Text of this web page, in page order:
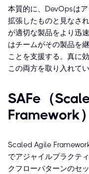
本質的に、DevOpsは
拡張したものと見なさ
が適切な製品をより迅
はチームがその製品を
ことを支援する。真に
この両方を取り入れてい
SAFe（
Framework
Scaled Agile
でアジャイルプラクテ
クフローパターンのセ